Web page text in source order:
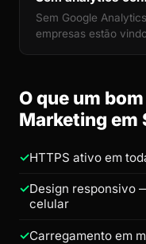
Sem Google
empresas estão
O que um
Marketing em
HTTPS ativo em
Design responsivo
celular
Carregamento em